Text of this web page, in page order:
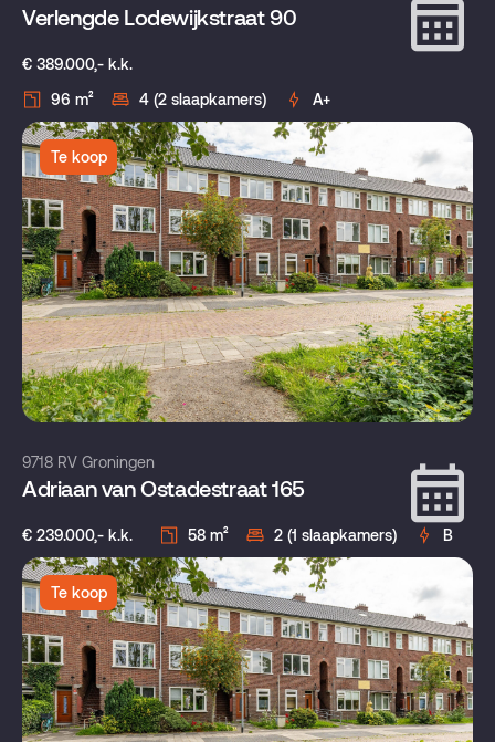
Verlengde Lodewijkstraat 90
€ 389.000,- k.k.
96 m²
4 (2 slaapkamers) A+
Te koop
9718 RV Groningen
Adriaan van Ostadestraat 165
€ 239.000,- k.k. 58 m² 2 (1 slaapkamers) B
Te koop